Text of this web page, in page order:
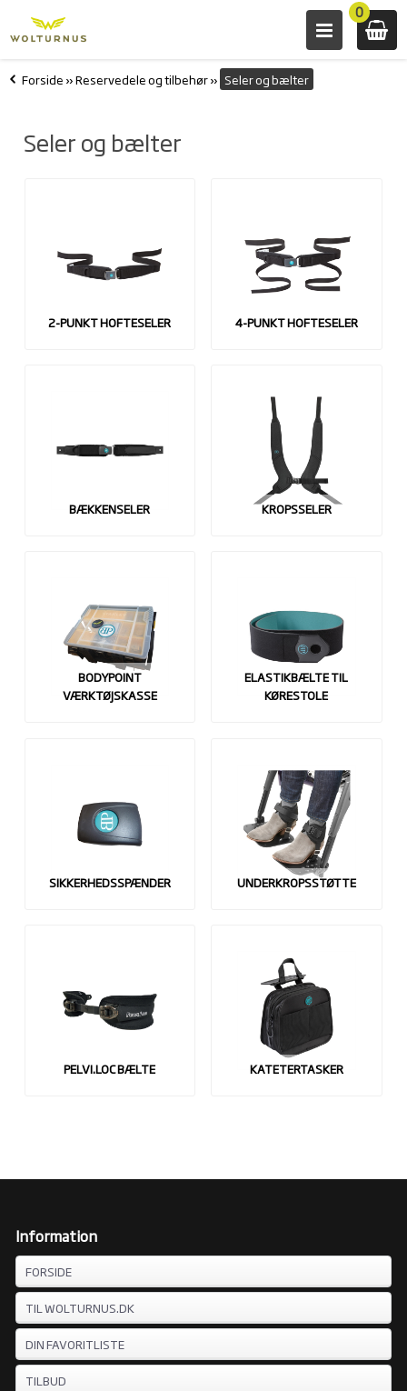
0
Forside »Reservedele og tilbehør» Seler og bælter
Seler og bælter
2-PUNKT HOFTESELER 4-PUNKT HOFTESELER
BÆKKENSELER KROPSSELER
BODYPOINT
VÆRKTØJSKASSE
ELASTIKBÆLTE TIL
KØRESTOLE
SIKKERHEDSSPÆNDER UNDERKROPSSTØTTE
PELVI.LOC BÆLTE KATETERTASKER
Information
FORSIDE
TIL WOLTURNUS.DK
DIN FAVORITLISTE
TILBUD